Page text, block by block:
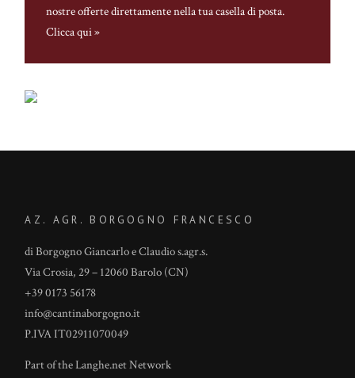
nostre offerte direttamente nella tua casella di posta.
Clicca qui »
AZ. AGR. BORGOGNO FRANCESCO
di Borgogno Giancarlo e Claudio s.agr.s.
Via Crosia, 29 – 12060 Barolo (CN)
+39 0173 56178
info@cantinaborgogno.it
P.IVA IT02911070049
Part of theLanghe.netNetwork